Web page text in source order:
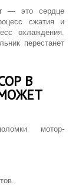
— это сердце
сжатия и
охлаждения.
перестанет
В
мотор-